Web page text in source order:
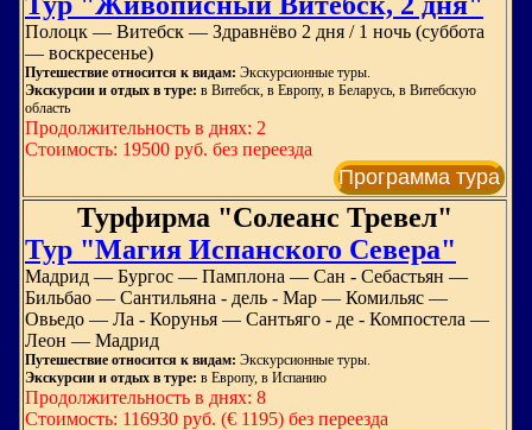
Полоцк — Витебск — Здравнёво 2 дня / 1 ночь (суббота
— воскресенье)
Путешествие относится к видам: Экскурсионные туры.
Экскурсии и отдых в туре: в Витебск, в Европу, в Беларусь, в Витебскую
область
Продолжительность в днях: 2
Стоимость: 19500 руб. без переезда
Программа тура
Турфирма "Солеанс Тревел"
Тур "Магия Испанского Севера"
Мадрид — Бургос — Памплона — Сан - Себастьян —
Бильбао — Сантильяна - дель - Мар — Комильяс —
Овьедо — Ла - Корунья — Сантьяго - де - Компостела —
Леон — Мадрид
Путешествие относится к видам: Экскурсионные туры.
Экскурсии и отдых в туре: в Европу, в Испанию
Продолжительность в днях: 8
Стоимость: 116930 руб. (€ 1195) без переезда